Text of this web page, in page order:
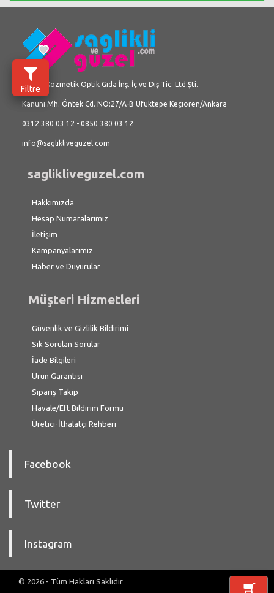
Filtre
Üç İlke Kozmetik Optik Gıda İnş. İç ve Dış Tic. Ltd.Şti.
Kanuni Mh. Öntek Cd. NO:27/A-B Ufuktepe Keçiören/Ankara
0312 380 03 12 - 0850 380 03 12
info@saglikliveguzel.com
saglikliveguzel.com
Hakkımızda
Hesap Numaralarımız
İletişim
Kampanyalarımız
Haber ve Duyurular
Müşteri Hizmetleri
Güvenlik ve Gizlilik Bildirimi
Sık Sorulan Sorular
İade Bilgileri
Ürün Garantisi
Sipariş Takip
Havale/Eft Bildirim Formu
Üretici-İthalatçi Rehberi
Facebook
Twitter
Instagram
© 2026 - Tüm Hakları Saklıdır